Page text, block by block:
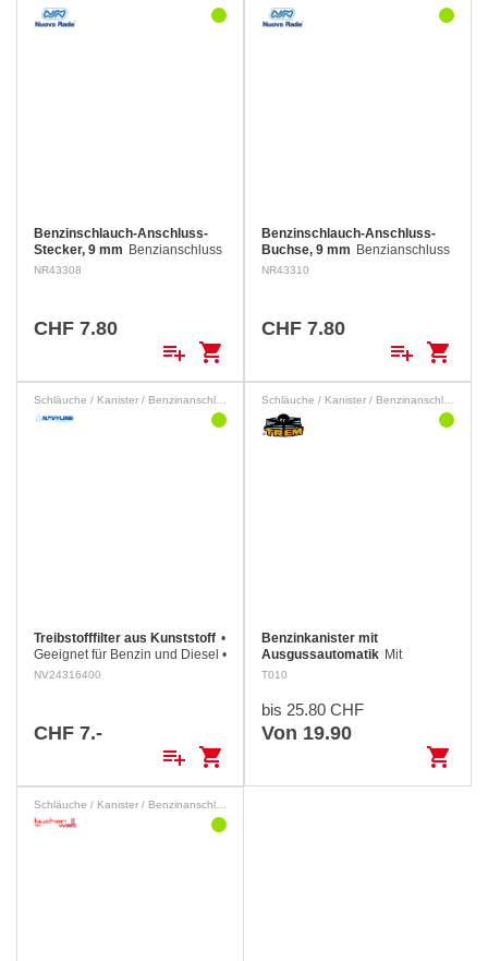
Benzinschlauch-Anschluss-
Stecker, 9 mm Benzianschluss
mit Rückschlagventil, für das
NR43308
CHF 7.80
playlist_add shopping_cart
Benzinschlauch-Anschluss-
Buchse, 9 mm Benzianschluss
mit Rückschlagventil, für das
NR43310
CHF 7.80
playlist_add shopping_cart
Schläuche / Kanister / Benzinanschlüsse
Treibstofffilter aus Kunststoff •
Geeignet für Benzin und Diesel •
Max. 50 l / min. • Für 6 - 8 mm Ø
NV24316400
CHF 7.-
playlist_add shopping_cart
Schläuche / Kanister / Benzinanschlüsse
Benzinkanister mit
Ausgussautomatik Mit
Ausgussautomatik und
sicheres Nachfüllen von Benzin
ohne Verluste sorgen. Entspricht
den neuen…
T010
bis 25.80 CHF
Von 19.90
shopping_cart
Schläuche / Kanister / Benzinanschlüsse